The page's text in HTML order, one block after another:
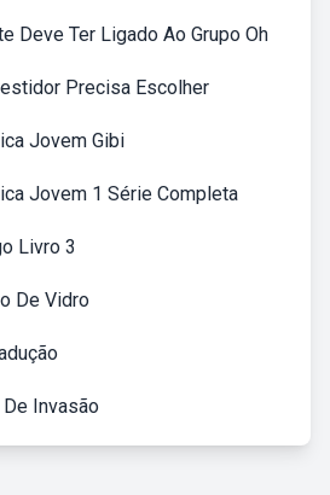
Deve Ter Ligado Ao Grupo Oh
Precisa Escolher
Jovem Gibi
Jovem 1 Série Completa
Livro 3
De Vidro
Invasão